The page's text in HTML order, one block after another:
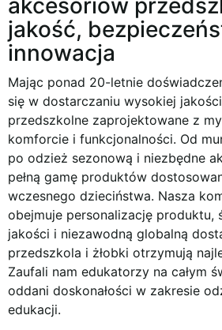
jakość,
innowacja
Mając ponad 20-letnie
się w dostarczaniu wysokiej jakości
przedszkolne zaprojektowane z
komforcie i funkcjonalności. Od
po odzież sezonową i niezbędne
pełną gamę produktów
wczesnego dzieciństwa. Nasza
obejmuje personalizację produktu,
jakości i niezawodną globalną
przedszkola i żłobki otrzymują
Zaufali nam edukatorzy na całym
oddani doskonałości w zakresie
edukacji.